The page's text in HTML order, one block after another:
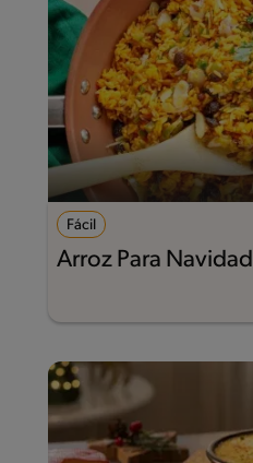
Fácil
Arroz Para Navidad